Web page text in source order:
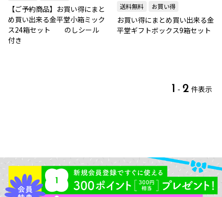
【ご予約商品】お買い得にまと
め買い出来る金平堂小箱ミック
ス24箱セット のしシール
付き
送料無料 お買い得
お買い得にまとめ買い出来る金
平堂ギフトボックス9箱セット
1 - 2 件表示